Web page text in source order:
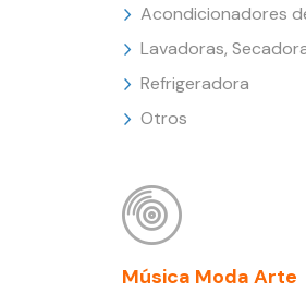
Acondicionadores
Lavadoras,
Refrigeradora
Otros
Música Moda Arte